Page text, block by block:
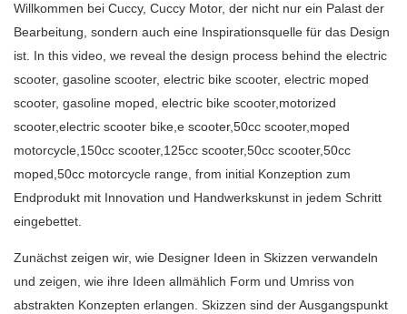
Willkommen bei Cuccy, Cuccy Motor, der nicht nur ein Palast der
Bearbeitung, sondern auch eine Inspirationsquelle für das Design
ist. In this video, we reveal the design process behind the electric
scooter, gasoline scooter, electric bike scooter, electric moped
scooter, gasoline moped, electric bike scooter,motorized
scooter,electric scooter bike,e scooter,50cc scooter,moped
motorcycle,150cc scooter,125cc scooter,50cc scooter,50cc
moped,50cc motorcycle range, from initial Konzeption zum
Endprodukt mit Innovation und Handwerkskunst in jedem Schritt
eingebettet.
Zunächst zeigen wir, wie Designer Ideen in Skizzen verwandeln
und zeigen, wie ihre Ideen allmählich Form und Umriss von
abstrakten Konzepten erlangen. Skizzen sind der Ausgangspunkt